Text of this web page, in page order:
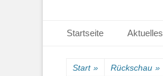
Primäres Menü
Inhalt
Startseite Aktuelles
Start » Rückschau »